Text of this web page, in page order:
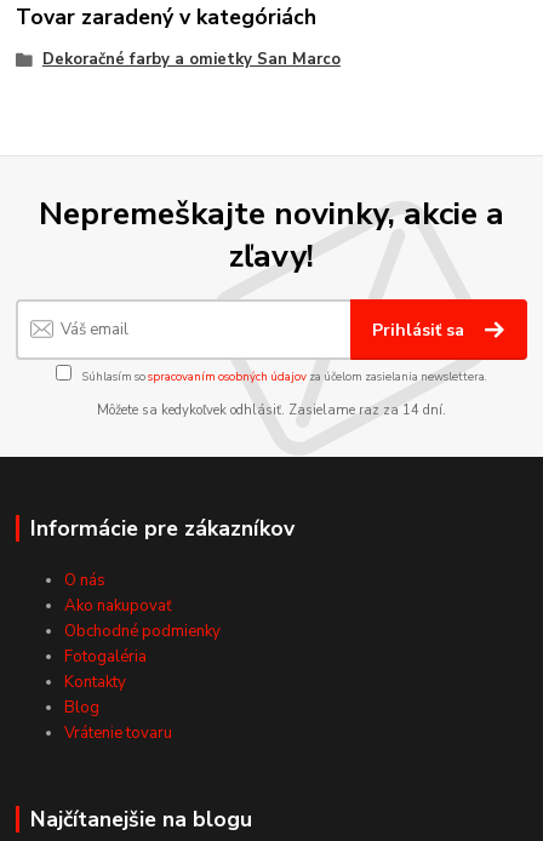
Tovar zaradený v kategóriách
Dekoračné farby a omietky San Marco
Nepremeškajte novinky, akcie a
zľavy!
Prihlásiť sa
Súhlasím sospracovaním osobných údajov za účelom zasielania newslettera.
Môžete sa kedykoľvek odhlásiť. Zasielame raz za 14 dní.
Informácie pre zákazníkov
O nás
Ako nakupovať
Obchodné podmienky
Fotogaléria
Kontakty
Blog
Vrátenie tovaru
Najčítanejšie na blogu